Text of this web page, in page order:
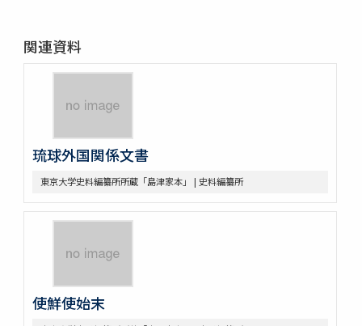
関連資料
琉球外国関係文書
東京大学史料編纂所所蔵「島津家本」 | 史料編纂所
使鮮使始末